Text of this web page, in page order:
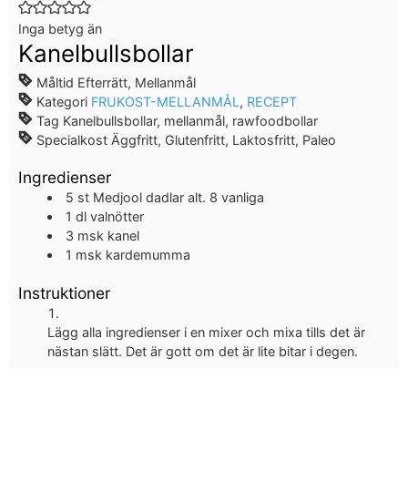
Inga betyg än
Kanelbullsbollar
Måltid Efterrätt, Mellanmål
Kategori FRUKOST-MELLANMÅL , RECEPT
Tag Kanelbullsbollar, mellanmål, rawfoodbollar
Specialkost Äggfritt, Glutenfritt, Laktosfritt, Paleo
Ingredienser
5 st Medjool dadlar alt. 8 vanliga
1 dl valnötter
3 msk kanel
1 msk kardemumma
Instruktioner
Lägg alla ingredienser i en mixer och mixa tills det är
nästan slätt. Det är gott om det är lite bitar i degen.